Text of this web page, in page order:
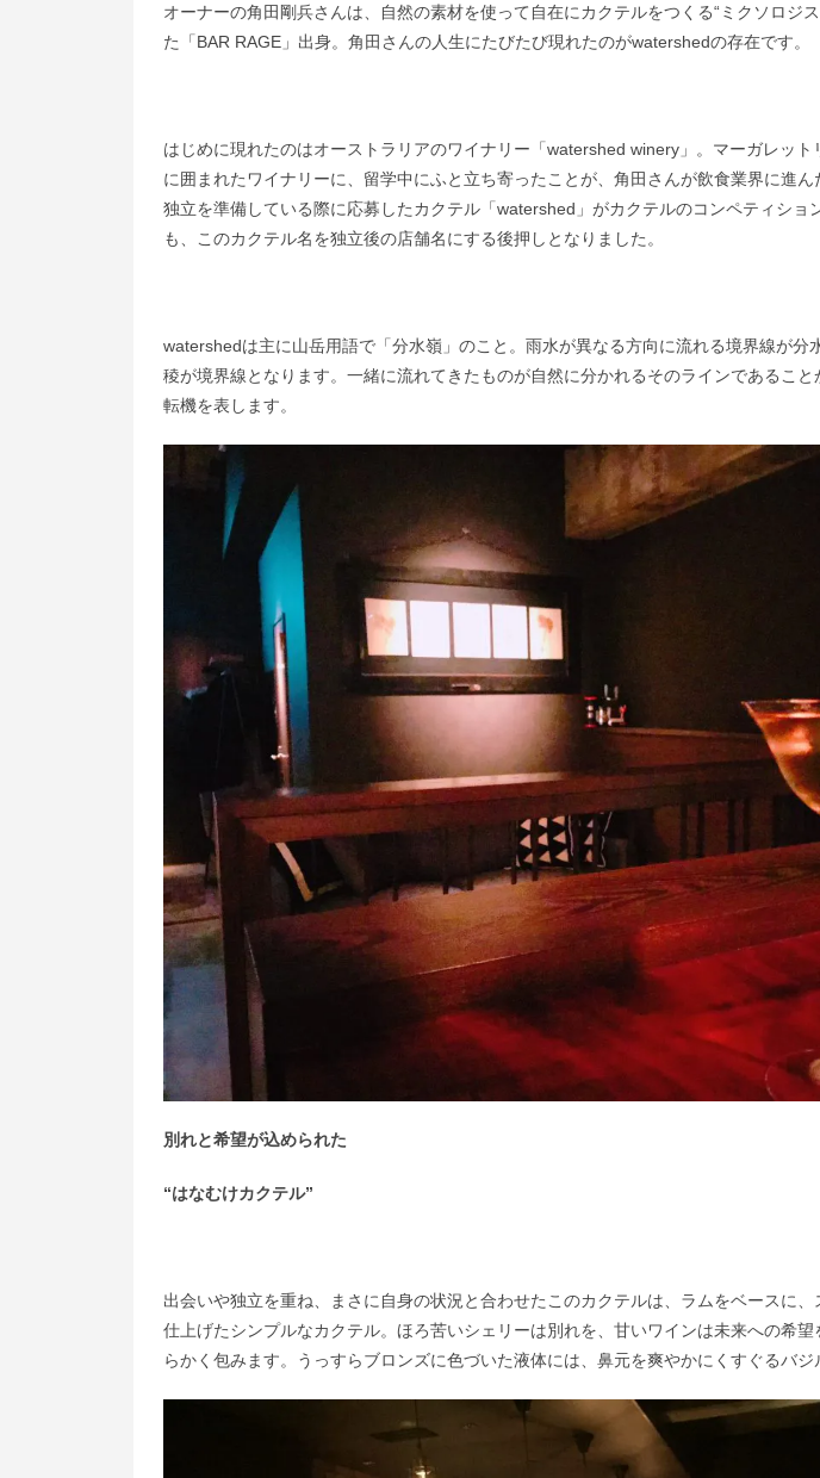
オーナーの角田剛兵さんは、自然の素材を使って自在にカクテルをつくる“ミクソロジ
た「BAR RAGE」出身。角田さんの人生にたびたび現れたのがwatershedの存在です。
はじめに現れたのはオーストラリアのワイナリー「watershed winery」。マーガレット
に囲まれたワイナリーに、留学中にふと立ち寄ったことが、角田さんが飲食業界に進ん
独立を準備している際に応募したカクテル「watershed」がカクテルのコンペティショ
も、このカクテル名を独立後の店舗名にする後押しとなりました。
watershedは主に山岳用語で「分水嶺」のこと。雨水が異なる方向に流れる境界線が分
稜が境界線となります。一緒に流れてきたものが自然に分かれるそのラインであるこ
転機を表します。
別れと希望が込められた
“はなむけカクテル”
出会いや独立を重ね、まさに自身の状況と合わせたこのカクテルは、ラムをベースに
仕上げたシンプルなカクテル。ほろ苦いシェリーは別れを、甘いワインは未来への希
らかく包みます。うっすらブロンズに色づいた液体には、鼻元を爽やかにくすぐるバジ